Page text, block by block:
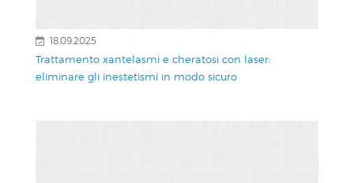
18.09.2025
Trattamento xantelasmi e cheratosi con laser:
eliminare gli inestetismi in modo sicuro